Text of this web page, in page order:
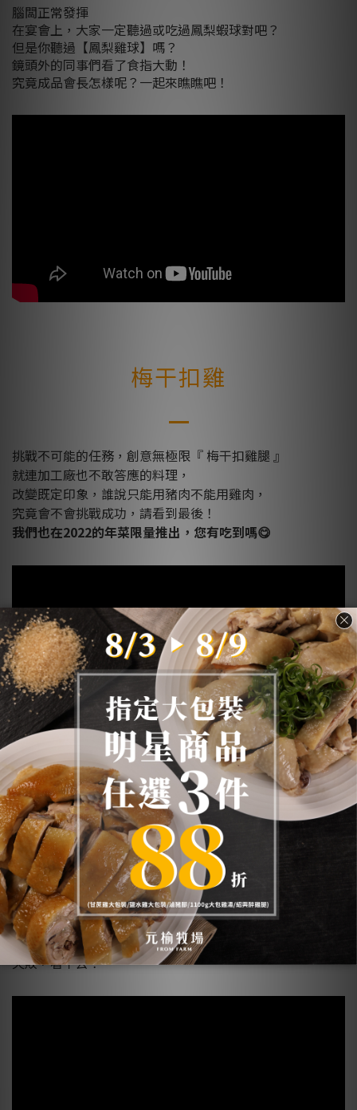
腦闆正常發揮
在宴會上，大家一定聽過或吃過鳳梨蝦球對吧？
但是你聽過【鳳梨雞球】嗎？
鏡頭外的同事們看了食指大動！
究竟成品會長怎樣呢？一起來瞧瞧吧！
梅干扣雞
挑戰不可能的任務，創意無極限『 梅干扣雞腿 』
就連加工廠也不敢答應的料理，
改變既定印象，誰說只能用豬肉不能用雞肉，
究竟會不會挑戰成功，請看到最後！
我們也在2022的年菜限量推出，您有吃到嗎😋
蘋果雞肉派
用了七七四十九天提煉的蘋果泥
究竟加了雞肉跟鹹派，還是鹹派跟雞肉， 不管哪一種，都
必需用耐心才能煮出濃濃的蘋果內餡 這次又會是成功還是
失敗，看下去！